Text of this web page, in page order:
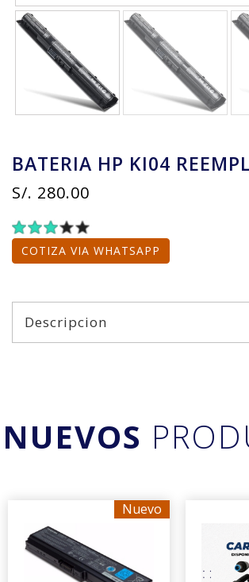
BATERIA HP KI04
S/. 280.00
5
4
3
2
1COTIZA VIA WHATSAPP
Descripcion
NUEVOS
Nuevo